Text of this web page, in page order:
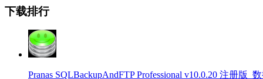
下载排行
Pranas SQLBackupAndFTP Professional v10.0.20 注册版_